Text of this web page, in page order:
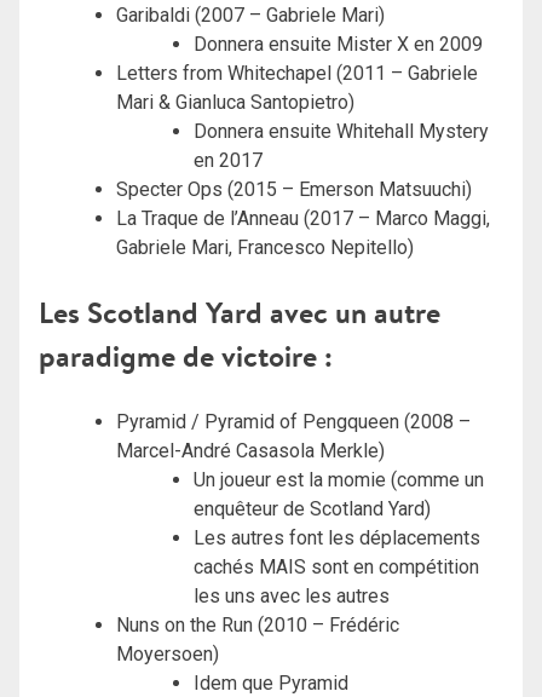
Garibaldi (2007 – Gabriele Mari)
Donnera ensuite Mister X en 2009
Letters from Whitechapel (2011 – Gabriele
Mari & Gianluca Santopietro)
Donnera ensuite Whitehall Mystery
en 2017
Specter Ops (2015 – Emerson Matsuuchi)
La Traque de l’Anneau (2017 – Marco Maggi,
Gabriele Mari, Francesco Nepitello)
Les Scotland Yard avec un autre
paradigme de victoire :
Pyramid / Pyramid of Pengqueen (2008 –
Marcel-André Casasola Merkle)
Un joueur est la momie (comme un
enquêteur de Scotland Yard)
Les autres font les déplacements
cachés MAIS sont en compétition
les uns avec les autres
Nuns on the Run (2010 – Frédéric
Moyersoen)
Idem que Pyramid